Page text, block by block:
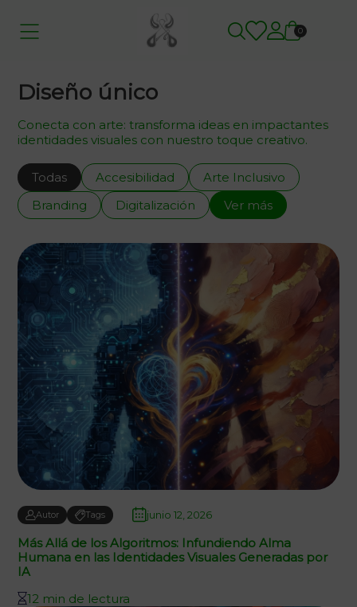
0
Diseño único
Conecta con arte: transforma ideas en impactantes
identidades visuales con nuestro toque creativo.
Todas Accesibilidad
Arte Inclusivo
Branding
Digitalización Ver más
Autor Tags junio 12, 2026
Más Allá de los Algoritmos: Infundiendo Alma
Humana en las Identidades Visuales Generadas por
IA
12 min de lectura